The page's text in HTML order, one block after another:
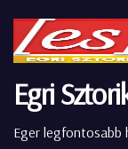
Egri
Eger legfontosabb